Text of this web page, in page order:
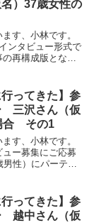
）37歳女性の
す、小林です。
ンタビュー形式で
再構成版となり
いうことで、貴重
行ってきた】参
三沢さん（仮
合 その1
す、小林です。
ー募集にご応募
男性）にパーティ
インタビュー形式
ま...
行ってきた】参
越中さん（仮